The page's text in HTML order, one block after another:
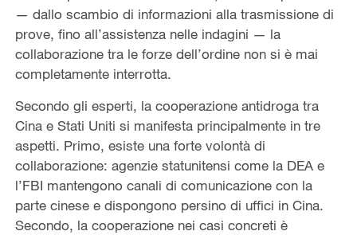
— dallo scambio di informazioni alla trasmissione di
prove, fino all’assistenza nelle indagini — la
collaborazione tra le forze dell’ordine non si è mai
completamente interrotta.
Secondo gli esperti, la cooperazione antidroga tra
Cina e Stati Uniti si manifesta principalmente in tre
aspetti. Primo, esiste una forte volontà di
collaborazione: agenzie statunitensi come la DEA e
l’FBI mantengono canali di comunicazione con la
parte cinese e dispongono persino di uffici in Cina.
Secondo, la cooperazione nei casi concreti è